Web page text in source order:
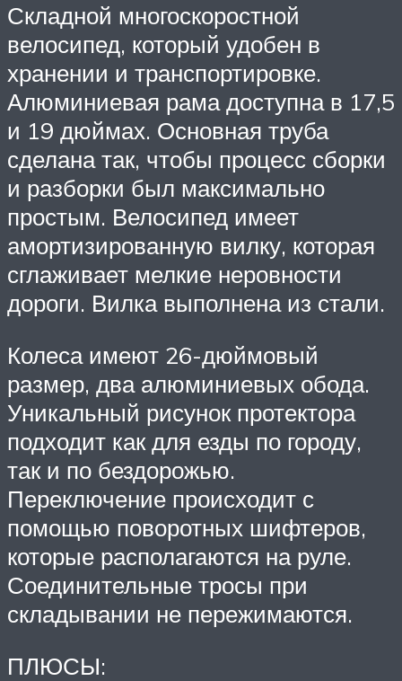
Складной многоскоростной
велосипед, который удобен в
хранении и транспортировке.
Алюминиевая рама доступна в 17,5
и 19 дюймах. Основная труба
сделана так, чтобы процесс сборки
и разборки был максимально
простым. Велосипед имеет
амортизированную вилку, которая
сглаживает мелкие неровности
дороги. Вилка выполнена из стали.
Колеса имеют 26-дюймовый
размер, два алюминиевых обода.
Уникальный рисунок протектора
подходит как для езды по городу,
так и по бездорожью.
Переключение происходит с
помощью поворотных шифтеров,
которые располагаются на руле.
Соединительные тросы при
складывании не пережимаются.
ПЛЮСЫ: